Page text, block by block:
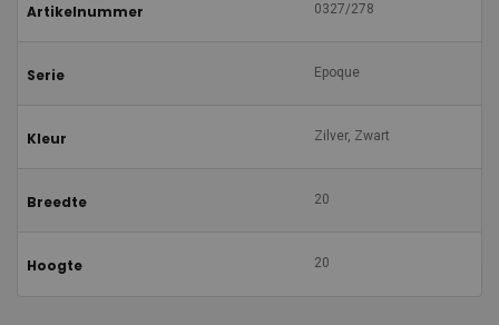
Artikelnummer 0327/278
Serie Epoque
Kleur Zilver, Zwart
Breedte 20
Hoogte 20